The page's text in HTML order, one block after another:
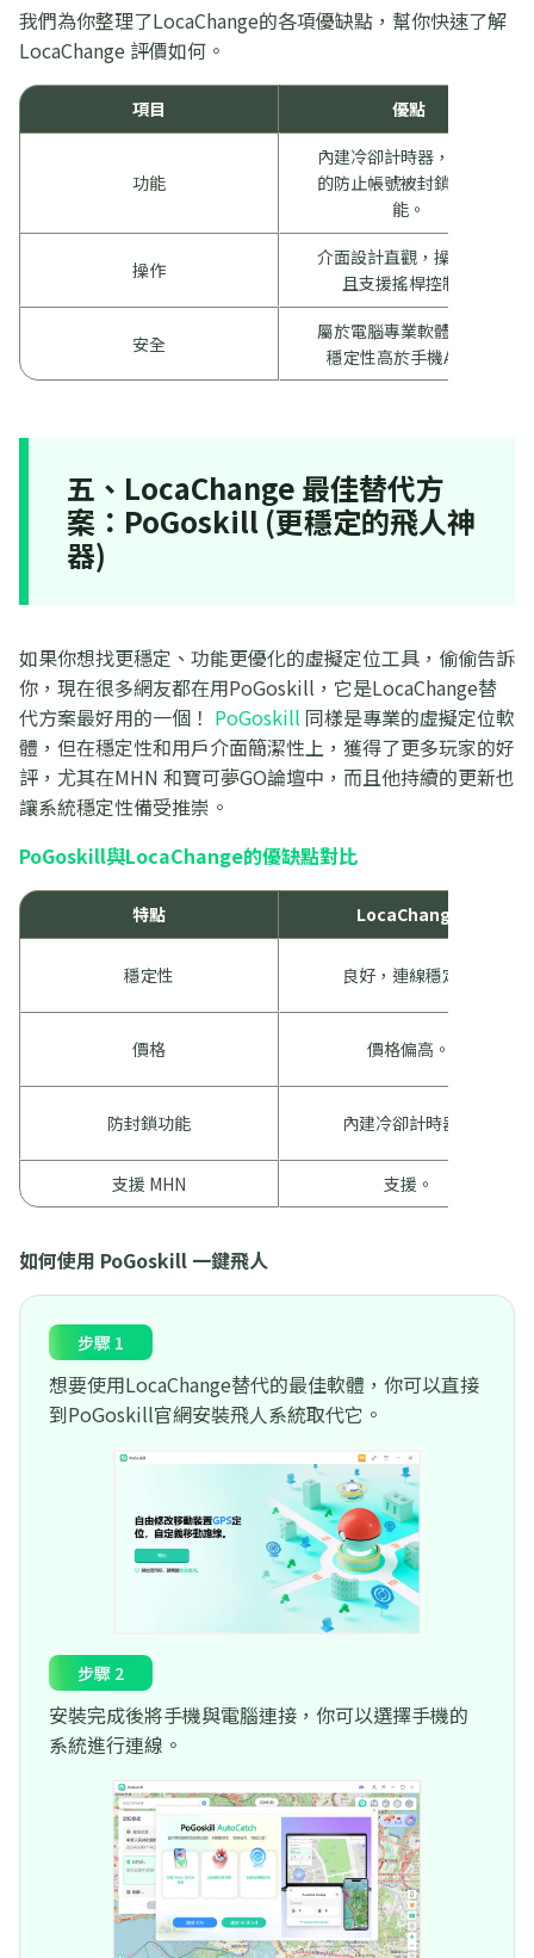
我們為你整理了LocaChange的各項優缺點，幫你快速了解
LocaChange 評價如何。
項目 優點
功能
內建冷卻計時器，是重要
的防止帳號被封鎖輔助功
能。
操作
介面設計直觀，操作簡單
且支援搖桿控制。
安全
屬於電腦專業軟體，連線
穩定性高於手機App。
五、LocaChange 最佳替代方
案：PoGoskill (更穩定的飛人神
器)
如果你想找更穩定、功能更優化的虛擬定位工具，偷偷告訴
你，現在很多網友都在用PoGoskill，它是LocaChange替
代方案最好用的一個！ PoGoskill 同樣是專業的虛擬定位軟
體，但在穩定性和用戶介面簡潔性上，獲得了更多玩家的好
評，尤其在MHN 和寶可夢GO論壇中，而且他持續的更新也
讓系統穩定性備受推崇。
PoGoskill與LocaChange的優缺點對比
特點 LocaChange
穩定性 良好，連線穩定。
價格 價格偏高。
防封鎖功能 內建冷卻計時器。
支援 MHN 支援。
如何使用 PoGoskill 一鍵飛人
步驟 1
想要使用LocaChange替代的最佳軟體，你可以直接
到PoGoskill官網安裝飛人系統取代它。
步驟 2
安裝完成後將手機與電腦連接，你可以選擇手機的
系統進行連線。